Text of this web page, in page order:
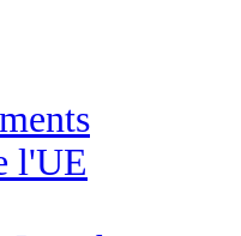
l'UE